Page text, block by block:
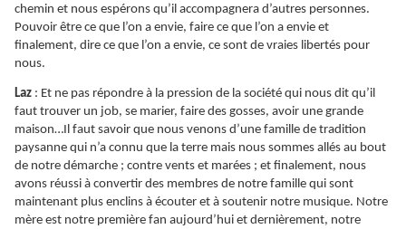
chemin et nous espérons qu’il accompagnera d’autres personnes.
Pouvoir être ce que l’on a envie, faire ce que l’on a envie et
finalement, dire ce que l’on a envie, ce sont de vraies libertés pour
nous.
Laz : Et ne pas répondre à la pression de la société qui nous dit qu’il
faut trouver un job, se marier, faire des gosses, avoir une grande
maison…Il faut savoir que nous venons d’une famille de tradition
paysanne qui n’a connu que la terre mais nous sommes allés au bout
de notre démarche ; contre vents et marées ; et finalement, nous
avons réussi à convertir des membres de notre famille qui sont
maintenant plus enclins à écouter et à soutenir notre musique. Notre
mère est notre première fan aujourd’hui et dernièrement, notre